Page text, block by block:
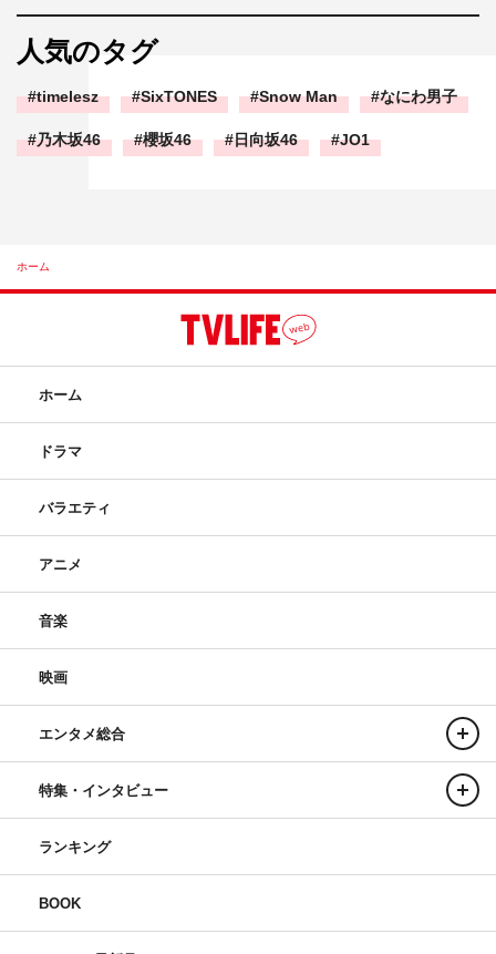
人気のタグ
timelesz SixTONES Snow Man なにわ男子
乃木坂46 櫻坂46 日向坂46 JO1
ホーム
ホーム
ドラマ
バラエティ
アニメ
音楽
映画
エンタメ総合
特集・インタビュー
ランキング
BOOK